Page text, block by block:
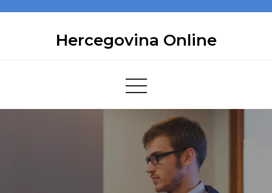
Hercegovina Online